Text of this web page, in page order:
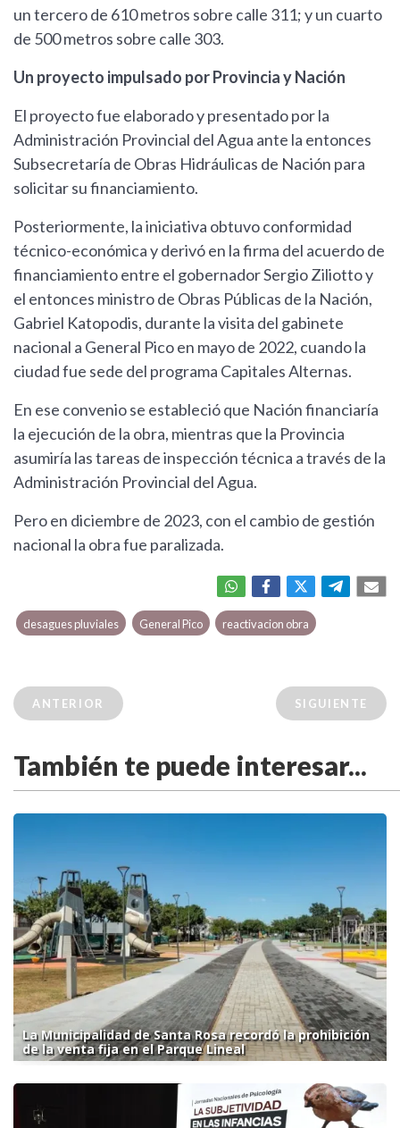
un tercero de 610 metros sobre calle 311; y un cuarto
de 500 metros sobre calle 303.
Un proyecto impulsado por Provincia y Nación
El proyecto fue elaborado y presentado por la
Administración Provincial del Agua ante la entonces
Subsecretaría de Obras Hidráulicas de Nación para
solicitar su financiamiento.
Posteriormente, la iniciativa obtuvo conformidad
técnico-económica y derivó en la firma del acuerdo de
financiamiento entre el gobernador Sergio Ziliotto y
el entonces ministro de Obras Públicas de la Nación,
Gabriel Katopodis, durante la visita del gabinete
nacional a General Pico en mayo de 2022, cuando la
ciudad fue sede del programa Capitales Alternas.
En ese convenio se estableció que Nación financiaría
la ejecución de la obra, mientras que la Provincia
asumiría las tareas de inspección técnica a través de la
Administración Provincial del Agua.
Pero en diciembre de 2023, con el cambio de gestión
nacional la obra fue paralizada.
desagues pluviales General Pico reactivacion obra
ANTERIOR SIGUIENTE
También te puede interesar...
La Municipalidad de Santa Rosa recordó la prohibición
de la venta fija en el Parque Lineal